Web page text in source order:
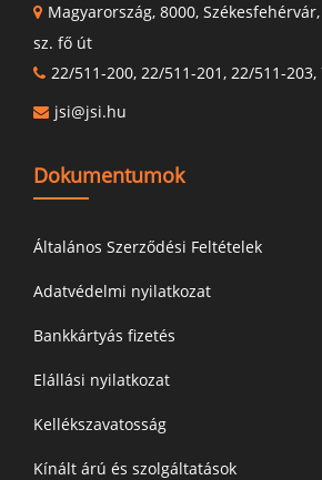
Magyarország, 8000,
sz. fő út
22/511-200, 22/511-201, 22/511-
jsi@jsi.hu
Dokumentumok
Általános Szerződési Feltételek
Adatvédelmi nyilatkozat
Bankkártyás fizetés
Elállási nyilatkozat
Kellékszavatosság
Kínált árú és szolgáltatások